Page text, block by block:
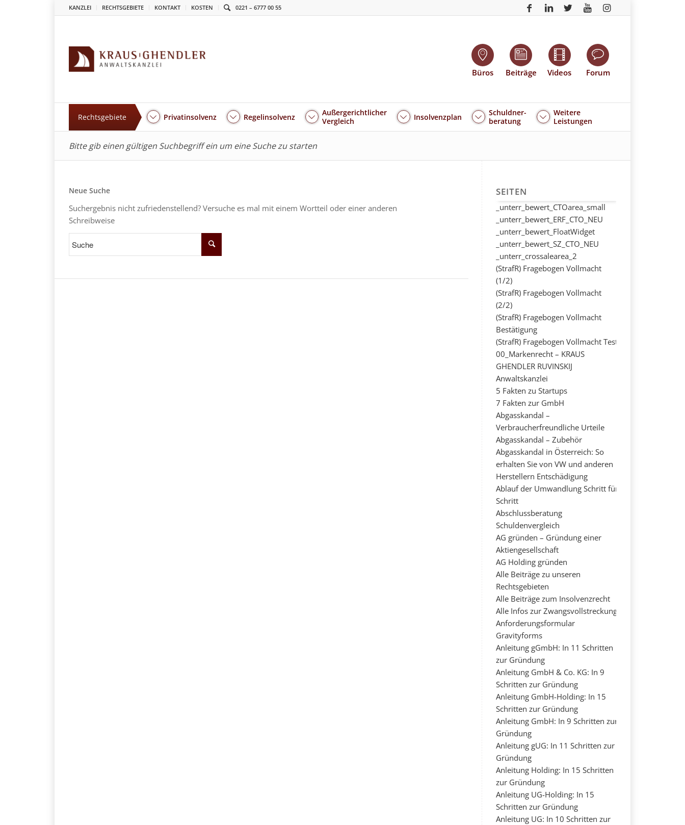
KANZLEI RECHTSGEBIETE KONTAKT KOSTEN 0221 – 6777 00 55
Büros Beiträge Videos Forum
Rechtsgebiete Privatinsolvenz Regelinsolvenz
Außergerichtlicher
Vergleich
Insolvenzplan
Schuldner-
beratung
Weitere
Leistungen
Bitte gib einen gültigen Suchbegriff ein um eine Suche zu starten
Neue Suche
Suchergebnis nicht zufriedenstellend? Versuche es mal mit einem Wortteil oder einer anderen
Schreibweise
SEITEN
_unterr_bewert_CTOarea_small
_unterr_bewert_ERF_CTO_NEU
_unterr_bewert_FloatWidget
_unterr_bewert_SZ_CTO_NEU
_unterr_crossalearea_2
(StrafR) Fragebogen Vollmacht
(1/2)
(StrafR) Fragebogen Vollmacht
(2/2)
(StrafR) Fragebogen Vollmacht
Bestätigung
(StrafR) Fragebogen Vollmacht Test
00_Markenrecht – KRAUS
GHENDLER RUVINSKIJ
Anwaltskanzlei
5 Fakten zu Startups
7 Fakten zur GmbH
Abgasskandal –
Verbraucherfreundliche Urteile
Abgasskandal – Zubehör
Abgasskandal in Österreich: So
erhalten Sie von VW und anderen
Herstellern Entschädigung
Ablauf der Umwandlung Schritt für
Schritt
Abschlussberatung
Schuldenvergleich
AG gründen – Gründung einer
Aktiengesellschaft
AG Holding gründen
Alle Beiträge zu unseren
Rechtsgebieten
Alle Beiträge zum Insolvenzrecht
Alle Infos zur Zwangsvollstreckung
Anforderungsformular
Gravityforms
Anleitung gGmbH: In 11 Schritten
zur Gründung
Anleitung GmbH & Co. KG: In 9
Schritten zur Gründung
Anleitung GmbH-Holding: In 15
Schritten zur Gründung
Anleitung GmbH: In 9 Schritten zur
Gründung
Anleitung gUG: In 11 Schritten zur
Gründung
Anleitung Holding: In 15 Schritten
zur Gründung
Anleitung UG-Holding: In 15
Schritten zur Gründung
Anleitung UG: In 10 Schritten zur